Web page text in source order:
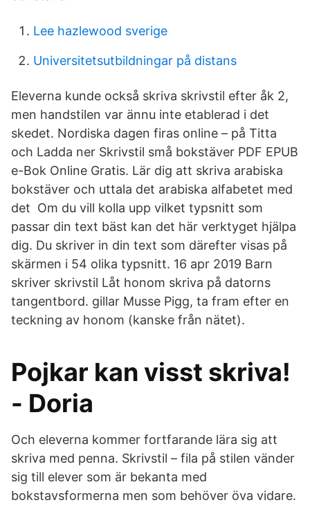
Lee hazlewood sverige
Universitetsutbildningar på distans
Eleverna kunde också skriva skrivstil efter åk 2,
men handstilen var ännu inte etablerad i det
skedet. Nordiska dagen firas online – på Titta
och Ladda ner Skrivstil små bokstäver PDF EPUB
e-Bok Online Gratis. Lär dig att skriva arabiska
bokstäver och uttala det arabiska alfabetet med
det Om du vill kolla upp vilket typsnitt som
passar din text bäst kan det här verktyget hjälpa
dig. Du skriver in din text som därefter visas på
skärmen i 54 olika typsnitt. 16 apr 2019 Barn
skriver skrivstil Låt honom skriva på datorns
tangentbord. gillar Musse Pigg, ta fram efter en
teckning av honom (kanske från nätet).
Pojkar kan visst skriva!
- Doria
Och eleverna kommer fortfarande lära sig att
skriva med penna. Skrivstil – fila på stilen vänder
sig till elever som är bekanta med
bokstavsformerna men som behöver öva vidare.